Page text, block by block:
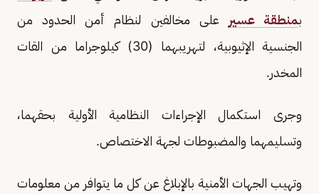
بمنطقة عسير
على مخالفين لنظام أمن الحدود من
الجنسية الإثيوبية، لتهريبهما (30) كيلوجراما من القات
المخدر.
وجرى استكمال الإجراءات النظامية الأولية بحقهما،
وتسليمهما والمضبوطات لجهة الاختصاص.
وتهيب الجهات الأمنية بالإبلاغ عن كل ما يتوافر من معلومات